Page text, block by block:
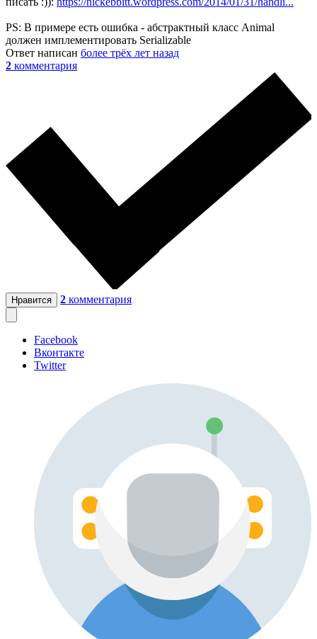
PS: В примере есть ошибка - абстрактный класс Animal
должен имплементировать Serializable
Ответ написан более трёх лет назад
2 комментария
Нравится 2 комментария
Facebook
Вконтакте
Twitter